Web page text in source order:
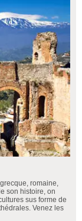
romaine,
son histoire, on
sus forme de
Venez les